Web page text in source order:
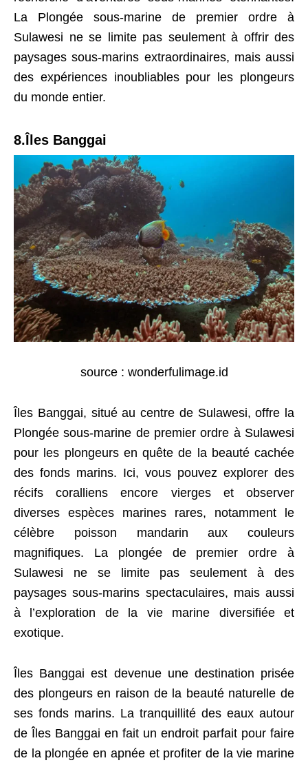
La Plongée sous-marine de premier ordre à
Sulawesi ne se limite pas seulement à offrir des
paysages sous-marins extraordinaires, mais aussi
des expériences inoubliables pour les plongeurs
du monde entier.
8.Îles Banggai
source : wonderfulimage.id
Îles Banggai, situé au centre de Sulawesi, offre la
Plongée sous-marine de premier ordre à Sulawesi
pour les plongeurs en quête de la beauté cachée
des fonds marins. Ici, vous pouvez explorer des
récifs coralliens encore vierges et observer
diverses espèces marines rares, notamment le
célèbre poisson mandarin aux couleurs
magnifiques. La plongée de premier ordre à
Sulawesi ne se limite pas seulement à des
paysages sous-marins spectaculaires, mais aussi
à l’exploration de la vie marine diversifiée et
exotique.
Îles Banggai est devenue une destination prisée
des plongeurs en raison de la beauté naturelle de
ses fonds marins. La tranquillité des eaux autour
de Îles Banggai en fait un endroit parfait pour faire
de la plongée en apnée et profiter de la vie marine